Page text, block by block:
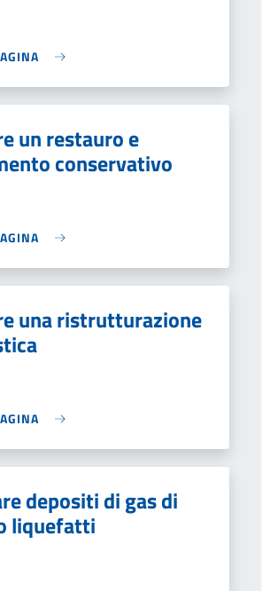
un restauro e
conservativo
una ristrutturazione
depositi di gas di
liquefatti